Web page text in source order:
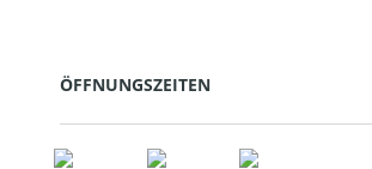
ÖFFNUNGSZEITEN